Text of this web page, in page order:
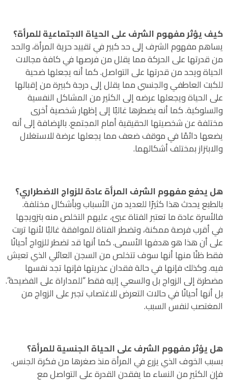
كيف يؤثر مفهوم الشرف على الحياة الاجتماعية للمرأة؟
يساهم مفهوم الشرف إلى حد كبير في تقييد حرية المرأة، والحد
من قدرتها على الحركة مما يقلل من فرصها في كافة مجالات
الحياة ويحد من قدرتها على التواصل. كما أنه يجعلها ضحية
للكبت العاطفي والجنسي مما يقلل إلى درجة كبيرة من إقبالها
على الحياة ويجعلها عرضه إلى الكثير من المشاكل النفسية
والسلوكية. كما أنه يضطرها غالبًا إلى إظهار شخصية أخرى
مختلفة عن شخصيتها الحقيقية أمام المجتمع. بالإضافة إلى أنه
يضعها دائمًا في موقف ضعف مما يجعلها عرضة للاستغلال
والابتزاز بمختلف أشكالهما.
هل يدفع مفهوم الشرف المرأة عادة للزواج الاضطراري؟
بالطبع يحدث هذا كثيرًا للعديد من الأسباب وبأشكال مختلفة.
فالأسرة عادة ما تعتبر الفتاة عبئ، عليهم التخلص منه بتزويجها
في أقرب فرصة ممكنة، وتضطر الفتاة للموافقة غالبًا لأنها تربت
على أن هذا هو هدفها الأسمى. كما أنها قد تضطر للزواج أحيانًا
فقط ظنًا منها أنها سوف تتخلص من السجن العائلي الذي تعيش
فيه. وكذلك فإنها في حالة فقدان عذريتها فإنها تجد نفسها
مضطرة إلى الزواج بل والسعي إليه فقط “للمداراة على الفضيحة”.
بل أنها أحيانًا في حالات التعرض للاغتصاب تجبر على الزواج من
المغتصب لنفس السبب.
هل يؤثر مفهوم الشرف على الحياة الجنسية للمرأة؟
بسبب الخوف الذي يزرع في المرأة منذ صغرها من فكرة الجنس.
فإن الكثير من النساء ما يفقدن القدرة على التواصل مع